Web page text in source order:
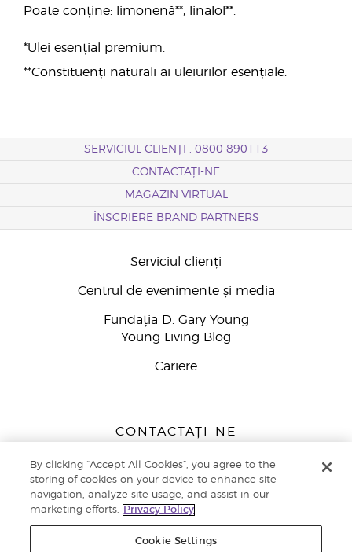
Poate conține: limonenă**, linalol**.
*Ulei esențial premium.
**Constituenți naturali ai uleiurilor esențiale.
SERVICIUL CLIENȚI : 0800 890113
CONTACTAȚI-NE
MAGAZIN VIRTUAL
ÎNSCRIERE BRAND PARTNERS
Serviciul clienți
Centrul de evenimente și media
Fundația D. Gary Young
Young Living Blog
Cariere
CONTACTAȚI-NE
Peizerweg 97
9727 AJ Groningen
Netherlands
Înscriere Brand Partners0800 890113
By clicking “Accept All Cookies”, you agree to the
storing of cookies on your device to enhance site
navigation, analyze site usage, and assist in our
marketing efforts.
Privacy Policy
Cookie Settings